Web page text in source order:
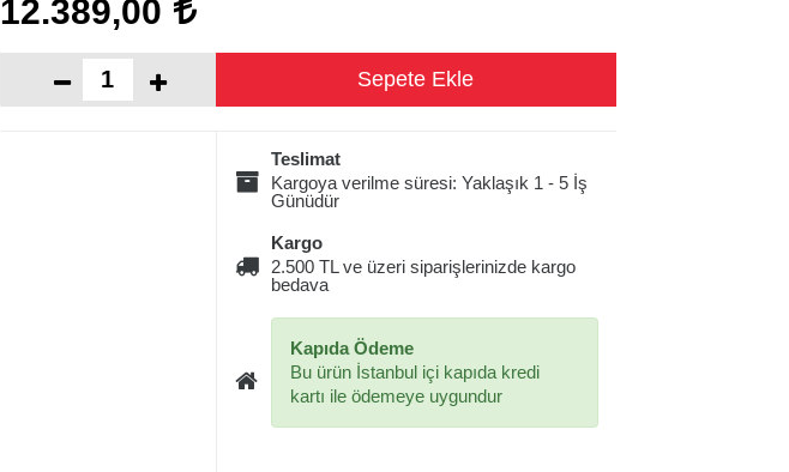
12.389,00
Teslimat
Kargoya verilme süresi: Yaklaşık 1 - 5 İş
Günüdür
Kargo
2.500 TL ve üzeri siparişlerinizde kargo
bedava
Kapıda Ödeme
Bu ürün İstanbul içi kapıda kredi
kartı ile ödemeye uygundur